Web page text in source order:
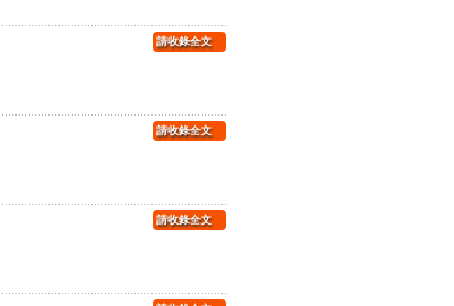
請收錄全文
請收錄全文
請收錄全文